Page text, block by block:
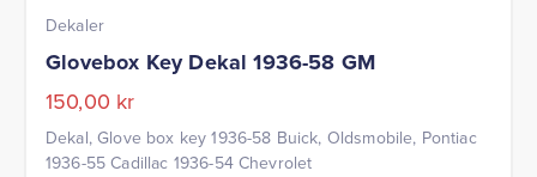
Dekaler
Glovebox Key Dekal 1936-58 GM
150,00 kr
Dekal, Glove box key 1936-58 Buick, Oldsmobile, Pontiac
1936-55 Cadillac 1936-54 Chevrolet